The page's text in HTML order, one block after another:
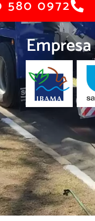
580 0972